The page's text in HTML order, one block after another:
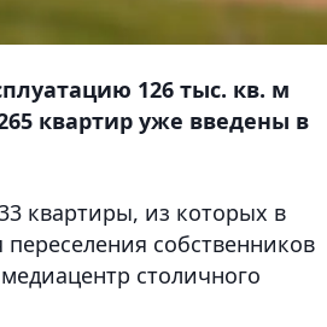
126 тыс. кв. м
квартир уже введены в
квартиры, из которых в
собственников
столичного